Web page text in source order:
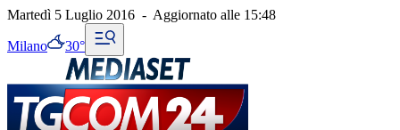
Martedì 5 Luglio 2016 - Aggiornato alle 15:48
Milano 30°